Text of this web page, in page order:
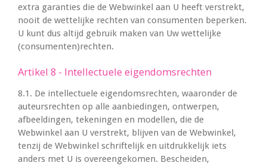
extra garanties die de Webwinkel aan U heeft verstrekt,
nooit de wettelijke rechten van consumenten beperken.
U kunt dus altijd gebruik maken van Uw wettelijke
(consumenten)rechten.
Artikel 8 - Intellectuele eigendomsrechten
8.1. De intellectuele eigendomsrechten, waaronder de
auteursrechten op alle aanbiedingen, ontwerpen,
afbeeldingen, tekeningen en modellen, die de
Webwinkel aan U verstrekt, blijven van de Webwinkel,
tenzij de Webwinkel schriftelijk en uitdrukkelijk iets
anders met U is overeengekomen. Bescheiden,